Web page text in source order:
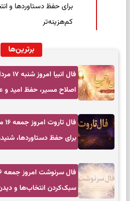
برای حفظ دستاوردها و
کم‌هزینه‌تر
برترین‌ها
اصلاح مسیر، حفظ امید و
برای حفظ دستاوردها،
سبک‌کردن انتخاب‌ها و